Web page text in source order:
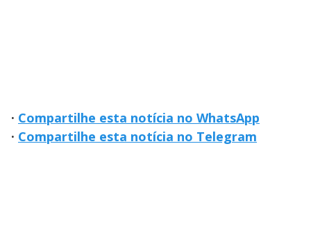
· Compartilhe esta notícia no WhatsApp
· Compartilhe esta notícia no Telegram